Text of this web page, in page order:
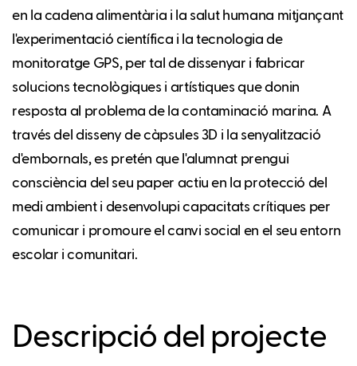
en la cadena alimentària i la salut humana mitjançant
l'experimentació científica i la tecnologia de
monitoratge GPS, per tal de dissenyar i fabricar
solucions tecnològiques i artístiques que donin
resposta al problema de la contaminació marina. A
través del disseny de càpsules 3D i la senyalització
d'embornals, es pretén que l'alumnat prengui
consciència del seu paper actiu en la protecció del
medi ambient i desenvolupi capacitats crítiques per
comunicar i promoure el canvi social en el seu entorn
escolar i comunitari.
Descripció del projecte